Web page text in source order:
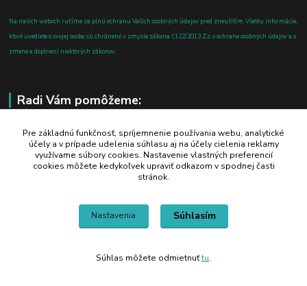
Na našich weboch ručíme za plnú ochranu Vašich osobných údajov pred zneužitím. Všetky informácie,
ktoré uvediete o svojej osobe, sú chránené v zmysle zákona č.122/2013 Z.z. o ochrane osobných údajov a o
zmene a doplnení niektorých zákonov.
Radi Vám pomôžeme:
+421 908 700 612
po-pia: 8.00 - 16.00
business@jtf.sk
Pre základnú funkčnosť, spríjemnenie používania webu, analytické
účely a v prípade udelenia súhlasu aj na účely cielenia reklamy
využívame súbory cookies. Nastavenie vlastných preferencií
cookies môžete kedykoľvek upraviť odkazom v spodnej časti
stránok.
Nastavenia Súhlasím
Súhlas môžete odmietnuťtu.